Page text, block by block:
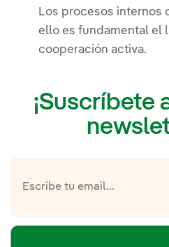
Los procesos internos
ello es fundamental el
cooperación activa.
¡Suscríbete